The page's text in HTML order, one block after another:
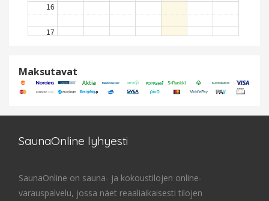
16
17
19
Maksutavat
SaunaOnline lyhyesti
SaunaOnline on sauna- ja kokoustilojen online-
varauspalvelu, jossa näet reaaliaikaisesti tilojen